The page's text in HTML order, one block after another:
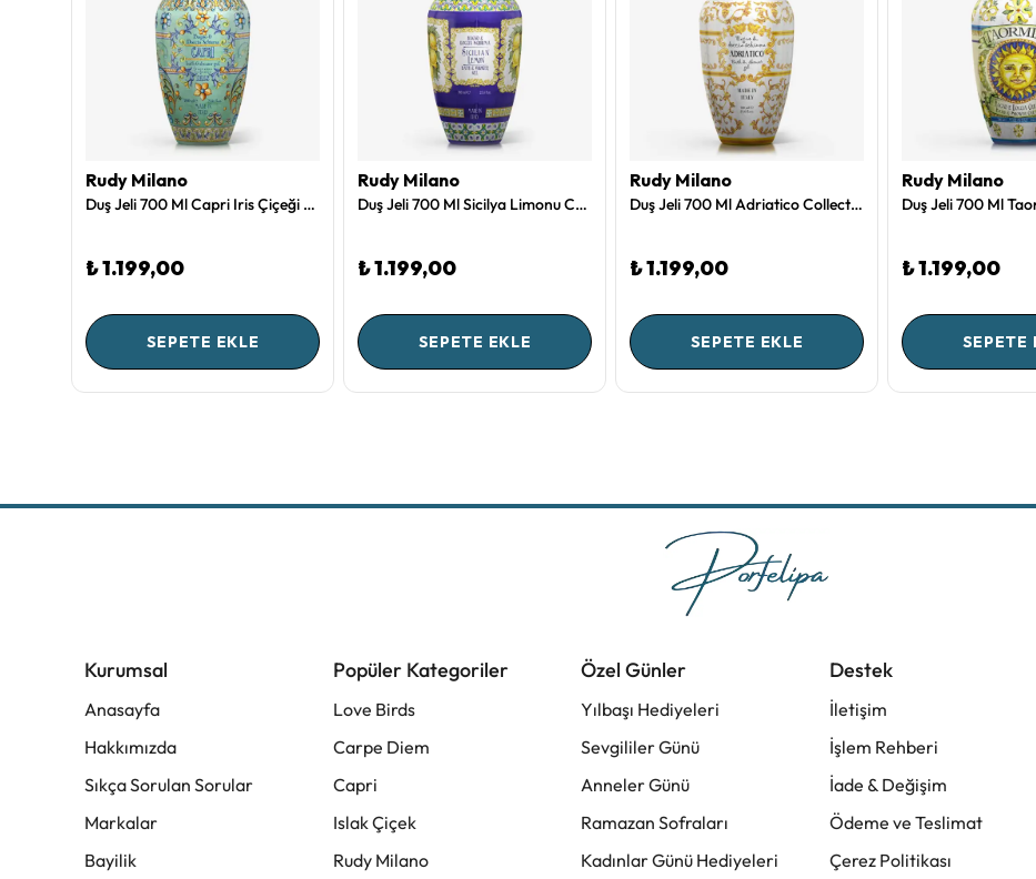
Rudy Milano
Duş Jeli 700 Ml Capri Iris Çiçeği Collection by Rudy Milano
₺ 1.199,00
SEPETE EKLE
Rudy Milano
Duş Jeli 700 Ml Sicilya Limonu Collection by Rudy Milano
₺ 1.199,00
SEPETE EKLE
Rudy Milano
Duş Jeli 700 Ml Adriatico Collection by Rudy Milano
₺ 1.199,00
SEPETE EKLE
Rudy Milano
₺ 1.199,00
SEPETE
Kurumsal
Anasayfa
Hakkımızda
Sıkça Sorulan Sorular
Markalar
Bayilik
Popüler Kategoriler
Love Birds
Carpe Diem
Capri
Islak Çiçek
Rudy Milano
Özel Günler
Yılbaşı Hediyeleri
Sevgililer Günü
Anneler Günü
Ramazan Sofraları
Kadınlar Günü Hediyeleri
Destek
İletişim
İşlem Rehberi
İade & Değişim
Ödeme ve Teslimat
Çerez Politikası